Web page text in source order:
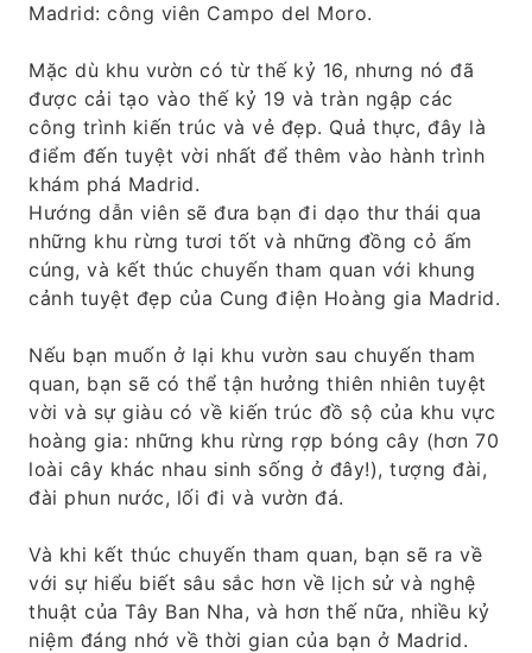
Madrid: công viên Campo del Moro.
Mặc dù khu vườn có từ thế kỷ 16, nhưng nó đã
được cải tạo vào thế kỷ 19 và tràn ngập các
công trình kiến ​​trúc và vẻ đẹp. Quả thực, đây là
điểm đến tuyệt vời nhất để thêm vào hành trình
khám phá Madrid.
Hướng dẫn viên sẽ đưa bạn đi dạo thư thái qua
những khu rừng tươi tốt và những đồng cỏ ấm
cúng, và kết thúc chuyến tham quan với khung
cảnh tuyệt đẹp của Cung điện Hoàng gia Madrid.
Nếu bạn muốn ở lại khu vườn sau chuyến tham
quan, bạn sẽ có thể tận hưởng thiên nhiên tuyệt
vời và sự giàu có về kiến ​​trúc đồ sộ của khu vực
hoàng gia: những khu rừng rợp bóng cây (hơn 70
loài cây khác nhau sinh sống ở đây!), tượng đài,
đài phun nước, lối đi và vườn đá.
Và khi kết thúc chuyến tham quan, bạn sẽ ra về
với sự hiểu biết sâu sắc hơn về lịch sử và nghệ
thuật của Tây Ban Nha, và hơn thế nữa, nhiều kỷ
niệm đáng nhớ về thời gian của bạn ở Madrid.